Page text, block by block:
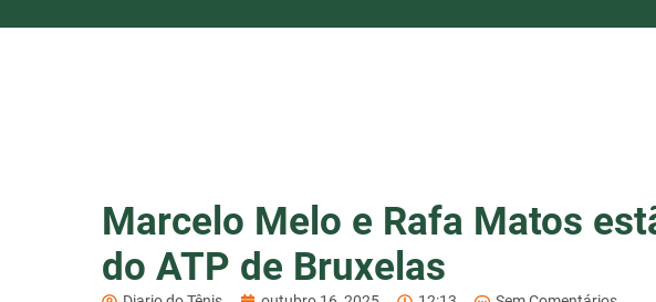
Marcelo Melo e Rafa Matos
do ATP de Bruxelas